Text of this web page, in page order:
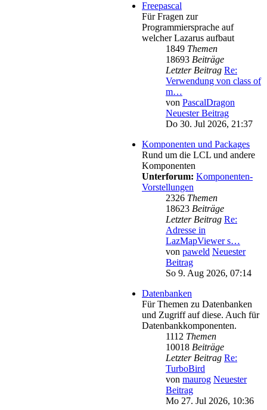
Freepascal
Für Fragen zur
Programmiersprache auf
welcher Lazarus aufbaut
1849 Themen
18693 Beiträge
Letzter Beitrag Re:
Verwendung von class of
m…
von PascalDragon
Neuester Beitrag
Do 30. Jul 2026, 21:37
Komponenten und Packages
Rund um die LCL und andere
Komponenten
Unterforum: Komponenten-
Vorstellungen
2326 Themen
18623 Beiträge
Letzter Beitrag Re:
Adresse in
LazMapViewer s…
von paweld Neuester
Beitrag
So 9. Aug 2026, 07:14
Datenbanken
Für Themen zu Datenbanken
und Zugriff auf diese. Auch für
Datenbankkomponenten.
1112 Themen
10018 Beiträge
Letzter Beitrag Re:
TurboBird
von maurog Neuester
Beitrag
Mo 27. Jul 2026, 10:36